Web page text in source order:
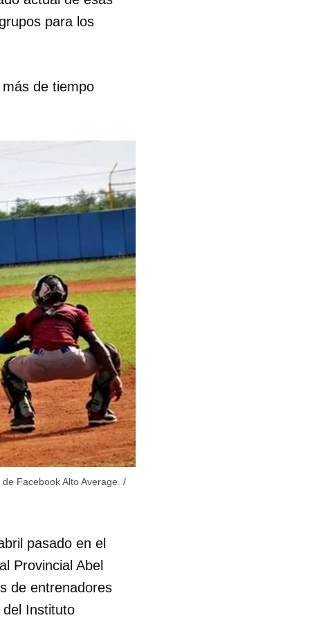
tu
para los
de tiempo
Facebook Alto Average. /
pasado en el
Provincial Abel
de entrenadores
Instituto